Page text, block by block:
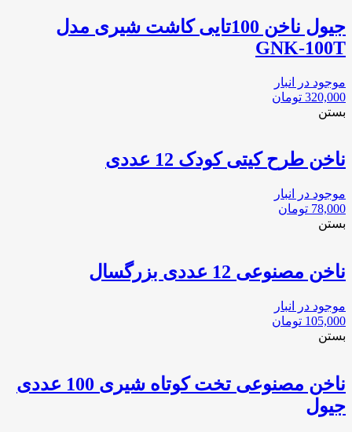
جیول ناخن 100تایی کاشت شیری مدل
GNK-100T
موجود در انبار
320,000 تومان
بستن
ناخن طرح کیتی کودک 12 عددی
موجود در انبار
78,000 تومان
بستن
ناخن مصنوعی 12 عددی بزرگسال
موجود در انبار
105,000 تومان
بستن
ناخن مصنوعی تخت کوتاه شیری 100 عددی
جیول